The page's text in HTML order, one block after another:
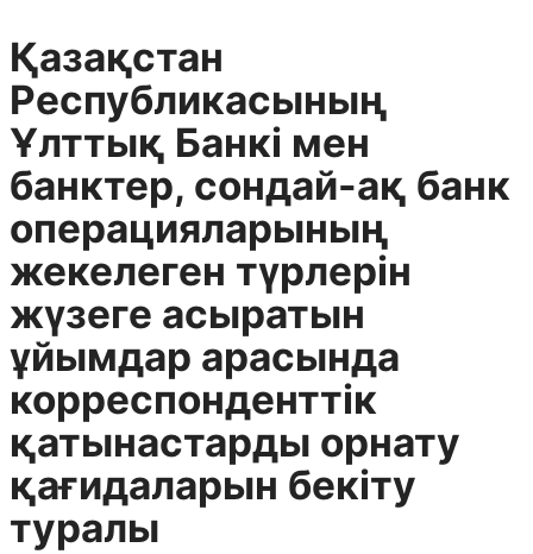
Қазақстан
Республикасының
Ұлттық Банкі мен
банктер, сондай-ақ банк
операцияларының
жекелеген түрлерін
жүзеге асыратын
ұйымдар арасында
корреспонденттік
қатынастарды орнату
қағидаларын бекіту
туралы